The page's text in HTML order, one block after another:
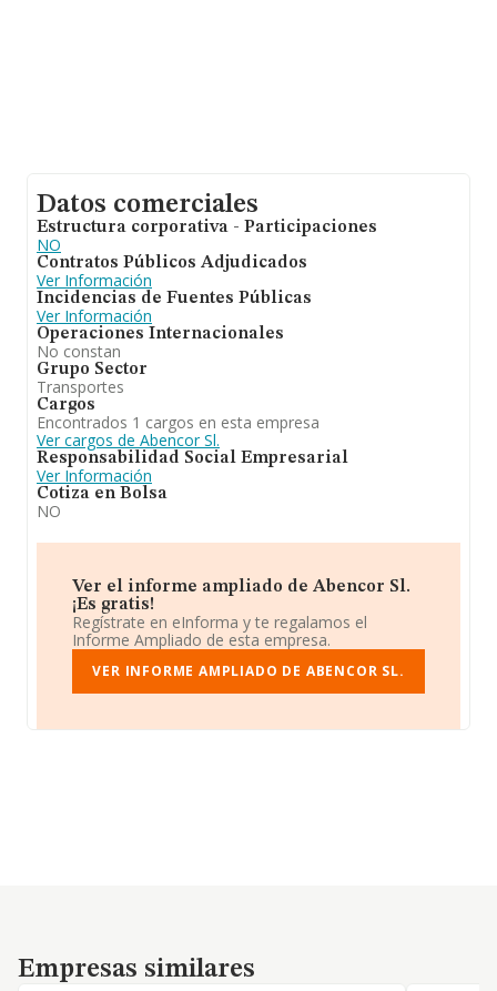
Datos comerciales
Estructura corporativa - Participaciones
NO
Contratos Públicos Adjudicados
Ver Información
Incidencias de Fuentes Públicas
Ver Información
Operaciones Internacionales
No constan
Grupo Sector
Transportes
Cargos
Encontrados 1 cargos en esta empresa
Ver cargos de Abencor Sl.
Responsabilidad Social Empresarial
Ver Información
Cotiza en Bolsa
NO
Ver el informe ampliado de Abencor Sl.
¡Es gratis!
Regístrate en eInforma y te regalamos el
Informe Ampliado de esta empresa.
VER INFORME AMPLIADO DE ABENCOR SL.
Empresas similares
Empresas similares